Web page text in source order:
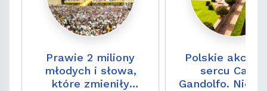
Prawie 2 miliony
młodych i słowa,
które zmieniły
Polskie
sercu
Gandolfo.